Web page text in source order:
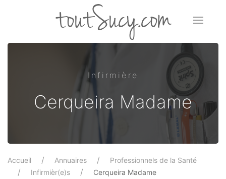
toutSucy.com
Infirmière
Cerqueira Madame
Accueil Annuaires
Professionnels de la Santé
Infirmièr(e)s
Cerqueira Madame